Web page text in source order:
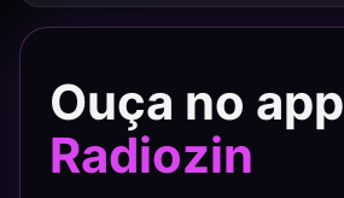
Ouça no app
Radiozin